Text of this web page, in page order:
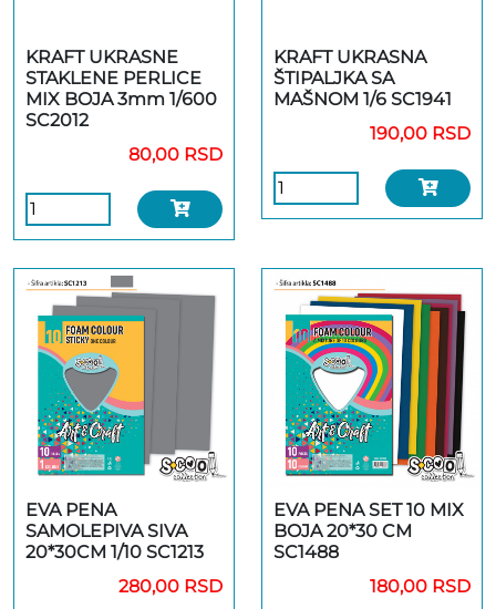
KRAFT UKRASNE
STAKLENE PERLICE
MIX BOJA 3mm 1/600
SC2012
80,00 RSD
KRAFT UKRASNA
ŠTIPALJKA SA
MAŠNOM 1/6 SC1941
190,00 RSD
EVA PENA
SAMOLEPIVA SIVA
20*30CM 1/10 SC1213
280,00 RSD
EVA PENA SET 10 MIX
BOJA 20*30 CM
SC1488
180,00 RSD